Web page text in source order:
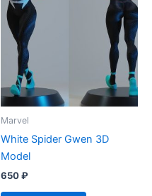
Marvel
White Spider Gwen 3D
Model
650₽